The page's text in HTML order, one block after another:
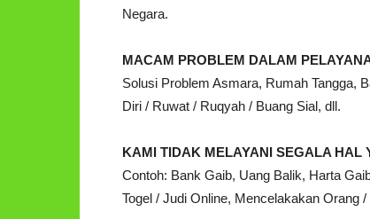
Negara.
MACAM PROBLEM DALAM
Solusi Problem Asmara, Rumah Tangga,
Diri / Ruwat / Ruqyah / Buang Sial, dll.
KAMI TIDAK MELAYANI SEGALA
Contoh: Bank Gaib, Uang Balik, Harta
Togel / Judi Online, Mencelakakan Orang /